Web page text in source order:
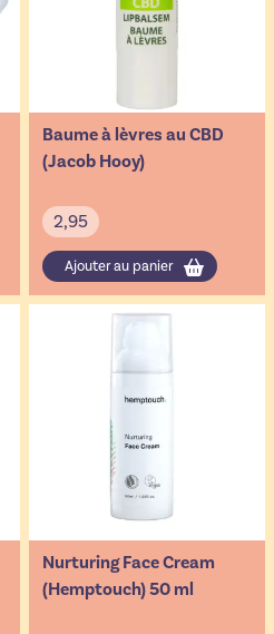
Baume à lèvres au CBD
(Jacob Hooy)
2,95
Ajouter au panier
Nurturing Face Cream
(Hemptouch) 50 ml